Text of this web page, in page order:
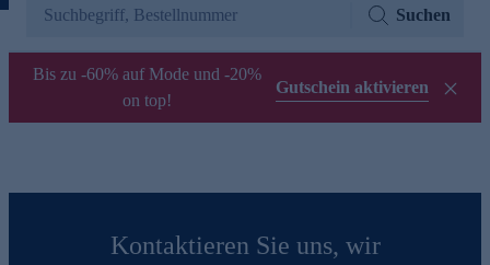
Suchen
Bis zu -60% auf Mode und -20%
on top!
Gutschein aktivieren
Kontaktieren Sie uns, wir